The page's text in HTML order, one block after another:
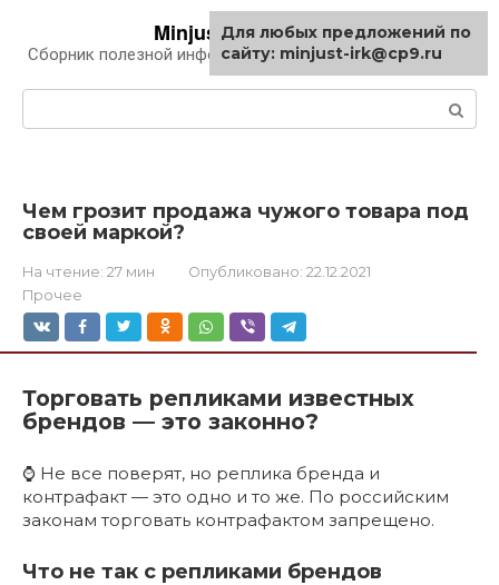
контенту
Minjust-irk.ru
Сборник полезной информации про автомобили
Чем грозит продажа чужого товара под
своей маркой?
На чтение: 27 мин Опубликовано: 22.12.2021
Прочее
Торговать репликами известных
брендов — это законно?
⌚ Не все поверят, но реплика бренда и
контрафакт — это одно и то же. По российским
законам торговать контрафактом запрещено.
Что не так с репликами брендов
Для любых предложений по
сайту: minjust-irk@cp9.ru